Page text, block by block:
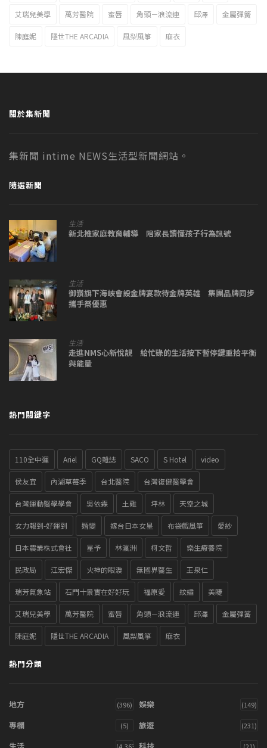
艾瑞兒美學 萬芳醫院 蜜唇 角頭－浪流連 邱澤 金屬彈簧
陳庭妮 隱世THE ARCADIA 風梨風箏 麻衣
關於集新聞
集新聞 intime NEWS生活型新聞網站。
隨選新聞
生活
新北推家庭教育輔導 陪家長讀懂孩子行為訊號
生活
御嵿旗下海峽會設金牌宴款待金牌英雄 集團品牌同步
攜手祭優惠
生活
走進NMS心新悅靚 給忙碌的生活按下暫停鍵重拾平衡
與能量
熱門關鍵字
110全中運 Ariel GQ雜誌 SACO S Hotel video
侯友宜 內湖草莓季 台北醫院 台灣復健醫學會
台灣運動醫學學會 吳依霖 土雞 坪林 天空之城
女力報到-好運到 婚變 嫁台日本女星 布袋戲風箏 愛紗
日本農業株式會社 星予 林瀛洲 柯文哲 樂生療養院
民政局 江宏傑 火神的眼淚 無國界醫生 王泉仁
瑞芳氣象站 石門十景實在好好玩 福原愛 紋繡 美睫
艾瑞兒美學 萬芳醫院 蜜唇 角頭－浪流連 邱澤 金屬彈簧
陳庭妮 隱世THE ARCADIA 風梨風箏 麻衣
熱門分類
地方 (396) 娛樂 (149)
專欄 (5) 旅遊 (231)
生活 (4,363) 科技 (21)